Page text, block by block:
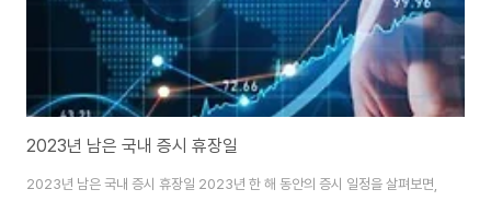
2023년 남은 국내 증시 휴장일
2023년 남은 국내 증시 휴장일 2023년 한 해 동안의 증시 일정을 살펴보면,